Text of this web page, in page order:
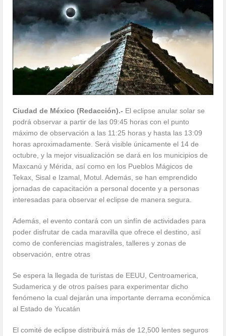
Ciudad de México (Redacción).- El eclipse anular solar se
podrá observar a partir de las 09:45 horas con el punto
máximo de observación a las 11:25 horas y hasta las 13:09
horas aproximadamente. Será visible únicamente el 14 de
octubre, y la mejor visualización se dará en los municipios de
Maxcanú y Mérida, así como en los Pueblos Mágicos de
Tekax, Sisal e Izamal, Motul. Además, se han emprendido
jornadas de capacitación a personal docente y a personas
interesadas para observar el eclipse de manera segura.
Además, el evento contará con un sinfín de actividades para
poder disfrutar de cada maravilla que ofrece el destino, así
como de conferencias magistrales, talleres y zonas de
observación, entre otras
Se espera la llegada de turistas de EEUU, Centroamerica,
Sudamerica y de otros países para experimentar dicho
fenómeno la cual dejarán una importante derrama económica
al Estado de Yucatán
El comité de eclipse distribuirá más de 12,500 lentes seguros